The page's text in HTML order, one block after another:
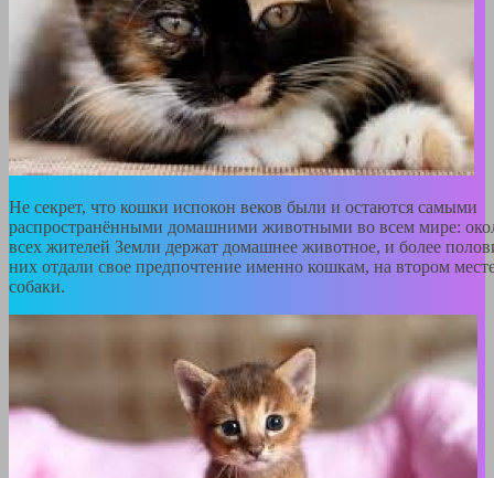
Не секрет, что кошки испокон веков были и остаются самыми
распространёнными домашними животными во всем мире:
всех жителей Земли держат домашнее животное, и более
них отдали свое предпочтение именно кошкам, на втором
собаки.